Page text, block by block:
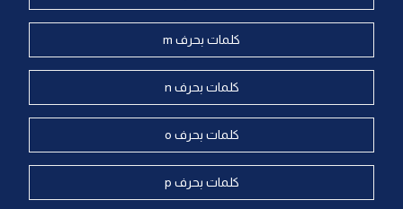
كلمات بحرف m
كلمات بحرف n
كلمات بحرف o
كلمات بحرف p